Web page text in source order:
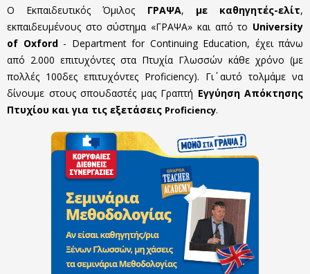
Ο Εκπαιδευτικός Όμιλος ΓΡΑΨΑ, με καθηγητές-ελίτ,
εκπαιδευμένους στο σύστημα «ΓΡΑΨΑ» και από το University
of Oxford- Department for Continuing Education, έχει πάνω
από 2.000 επιτυχόντες στα Πτυχία Γλωσσών κάθε χρόνο (με
πολλές 100δες επιτυχόντες Proficiency). Γι΄ αυτό τολμάμε να
δίνουμε στους σπουδαστές μας Γραπτή Εγγύηση Απόκτησης
Πτυχίου και για τις εξετάσεις Proficiency.